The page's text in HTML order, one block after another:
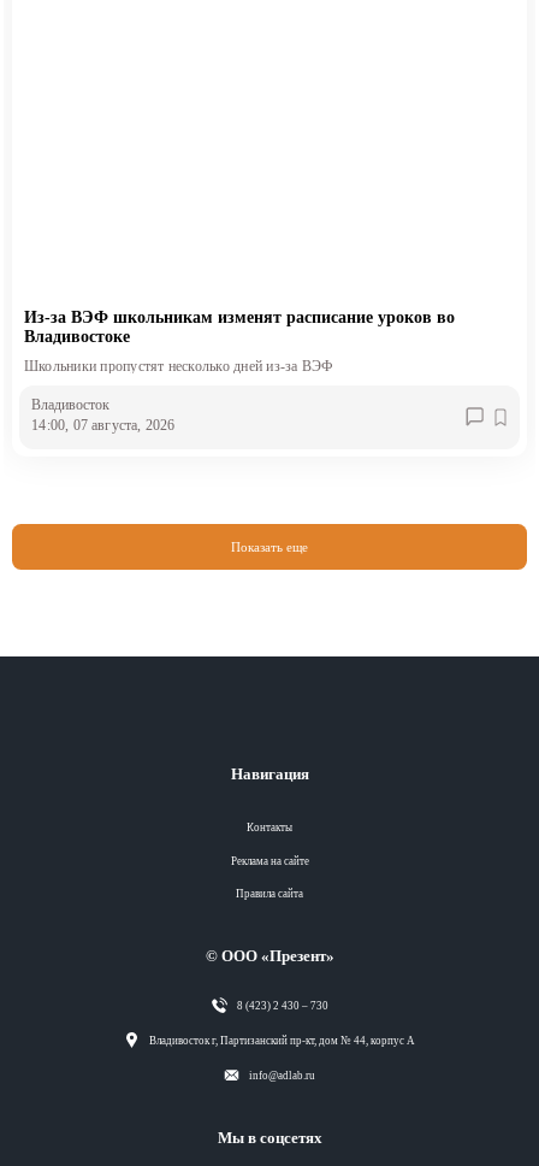
Из-за ВЭФ школьникам изменят расписание уроков во
Владивостоке
Школьники пропустят несколько дней из-за ВЭФ
Владивосток
14:00, 07 августа, 2026
Показать еще
Навигация
Контакты
Реклама на сайте
Правила сайта
© ООО «Презент»
8 (423) 2 430 – 730
Владивосток г, Партизанский пр-кт, дом № 44, корпус А
info@adlab.ru
Мы в соцсетях